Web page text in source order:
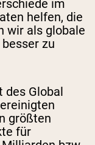
im
helfen, die
wir als globale
zu
des Global
größten
für